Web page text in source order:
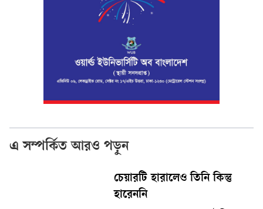
এ সম্পর্কিত আরও পড়ুন
চেয়ারটি হারালেও তিনি কিন্তু
হারেননি